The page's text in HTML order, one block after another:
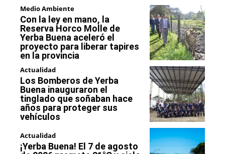
Medio Ambiente
Con la ley en mano, la
Reserva Horco Molle de
Yerba Buena aceleró el
proyecto para liberar tapires
en la provincia
Actualidad
Los Bomberos de Yerba
Buena inauguraron el
tinglado que soñaban hace
años para proteger sus
vehículos
Actualidad
¡Yerba Buena! El 7 de agosto